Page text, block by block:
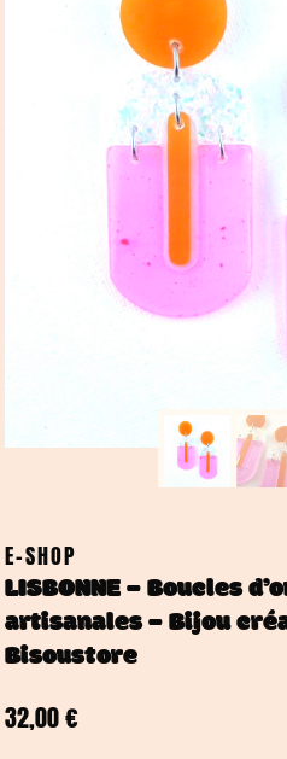
E-SHOP
LISBONNE – Boucles
artisanales – Bijou
Bisoustore
32,00€